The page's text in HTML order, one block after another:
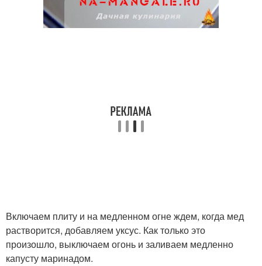
Включаем плиту и на медленном огне ждем, когда мед
растворится, добавляем уксус. Как только это
произошло, выключаем огонь и заливаем медленно
капусту маринадом.